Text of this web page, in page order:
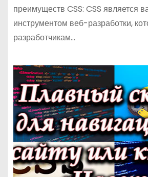
преимуществ CSS: CSS является
инструментом веб-разработки,
разработчикам…